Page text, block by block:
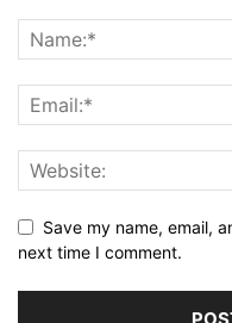
Save my name, email,
next time I comment.